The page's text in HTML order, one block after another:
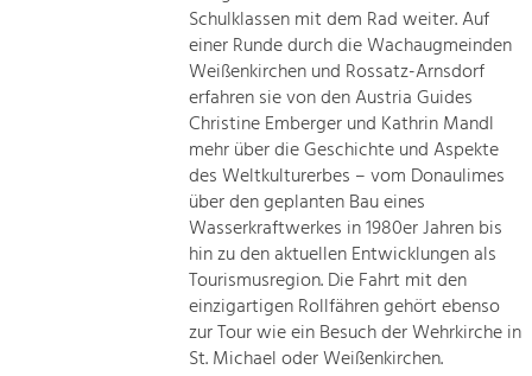
Schulklassen mit dem Rad weiter. Auf
einer Runde durch die Wachaugmeinden
Weißenkirchen und Rossatz-Arnsdorf
erfahren sie von den Austria Guides
Christine Emberger und Kathrin Mandl
mehr über die Geschichte und Aspekte
des Weltkulturerbes – vom Donaulimes
über den geplanten Bau eines
Wasserkraftwerkes in 1980er Jahren bis
hin zu den aktuellen Entwicklungen als
Tourismusregion. Die Fahrt mit den
einzigartigen Rollfähren gehört ebenso
zur Tour wie ein Besuch der Wehrkirche in
St. Michael oder Weißenkirchen.